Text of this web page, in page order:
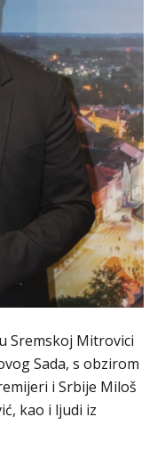
Sremskoj Mitrovici
Sada, s obzirom
i Srbije Miloš
kao i ljudi iz